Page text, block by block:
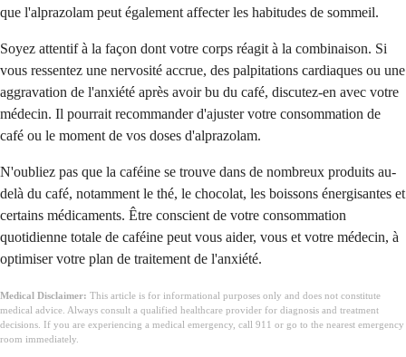
que l'alprazolam peut également affecter les habitudes de sommeil.
Soyez attentif à la façon dont votre corps réagit à la combinaison. Si
vous ressentez une nervosité accrue, des palpitations cardiaques ou une
aggravation de l'anxiété après avoir bu du café, discutez-en avec votre
médecin. Il pourrait recommander d'ajuster votre consommation de
café ou le moment de vos doses d'alprazolam.
N'oubliez pas que la caféine se trouve dans de nombreux produits au-
delà du café, notamment le thé, le chocolat, les boissons énergisantes et
certains médicaments. Être conscient de votre consommation
quotidienne totale de caféine peut vous aider, vous et votre médecin, à
optimiser votre plan de traitement de l'anxiété.
Medical Disclaimer: This article is for informational purposes only and does not constitute
medical advice. Always consult a qualified healthcare provider for diagnosis and treatment
decisions. If you are experiencing a medical emergency, call 911 or go to the nearest emergency
room immediately.